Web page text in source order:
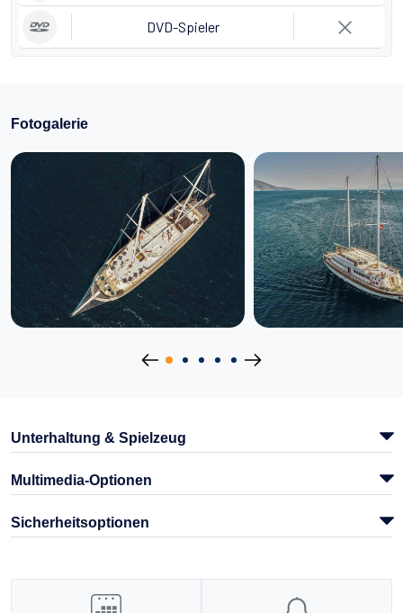
DVD-Spieler
Fotogalerie
Unterhaltung & Spielzeug
Multimedia-Optionen
Sicherheitsoptionen